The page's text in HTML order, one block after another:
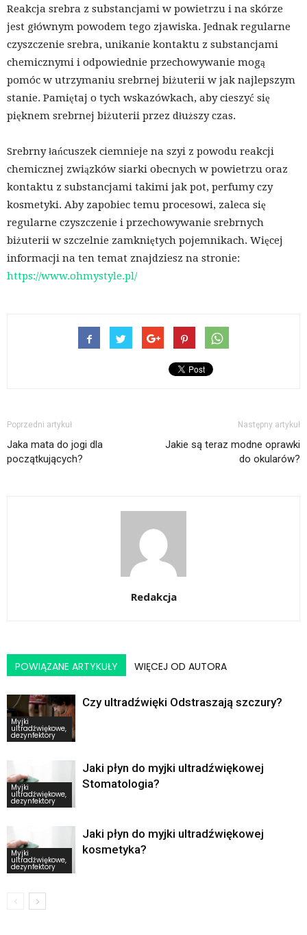
Reakcja srebra z substancjami w powietrzu i na skórze
jest głównym powodem tego zjawiska. Jednak regularne
czyszczenie srebra, unikanie kontaktu z substancjami
chemicznymi i odpowiednie przechowywanie mogą
pomóc w utrzymaniu srebrnej biżuterii w jak najlepszym
stanie. Pamiętaj o tych wskazówkach, aby cieszyć się
pięknem srebrnej biżuterii przez dłuższy czas.
Srebrny łańcuszek ciemnieje na szyi z powodu reakcji
chemicznej związków siarki obecnych w powietrzu oraz
kontaktu z substancjami takimi jak pot, perfumy czy
kosmetyki. Aby zapobiec temu procesowi, zaleca się
regularne czyszczenie i przechowywanie srebrnych
biżuterii w szczelnie zamkniętych pojemnikach. Więcej
informacji na ten temat znajdziesz na stronie:
https://www.ohmystyle.pl/
Poprzedni artykuł
Jaka mata do jogi dla
początkujących?
Następny artykuł
Jakie są teraz modne oprawki
do okularów?
Redakcja
POWIĄZANE ARTYKUŁY WIĘCEJ OD AUTORA
Myjki
ultradźwiękowe,
dezynfektory
Czy ultradźwięki Odstraszają szczury?
Myjki
ultradźwiękowe,
dezynfektory
Jaki płyn do myjki ultradźwiękowej
Stomatologia?
Myjki
ultradźwiękowe,
dezynfektory
Jaki płyn do myjki ultradźwiękowej
kosmetyka?